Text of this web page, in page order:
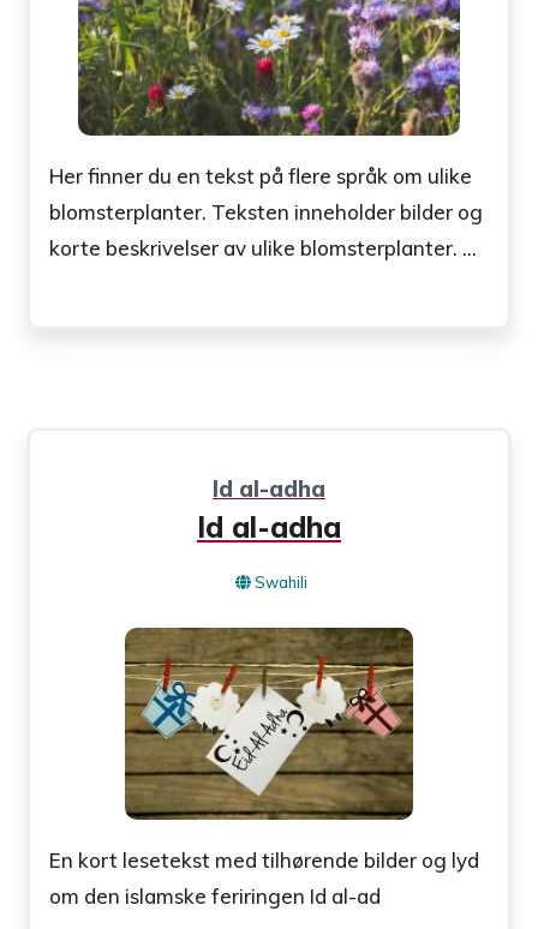
Her finner du en tekst på flere språk om ulike
blomsterplanter. Teksten inneholder bilder og
korte beskrivelser av ulike blomsterplanter. ...
Id al-adha
Id al-adha
Swahili
En kort lesetekst med tilhørende bilder og lyd
om den islamske feriringen Id al-ad